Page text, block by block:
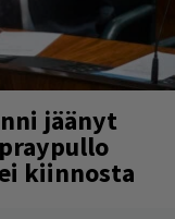
jäänyt
kiinnosta